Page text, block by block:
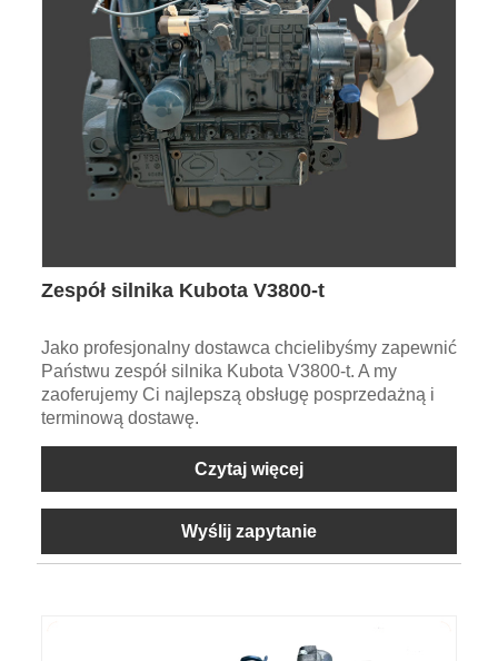
Zespół silnika Kubota V3800-t
Jako profesjonalny dostawca chcielibyśmy zapewnić
Państwu zespół silnika Kubota V3800-t. A my
zaoferujemy Ci najlepszą obsługę posprzedażną i
terminową dostawę.
Czytaj więcej
Wyślij zapytanie